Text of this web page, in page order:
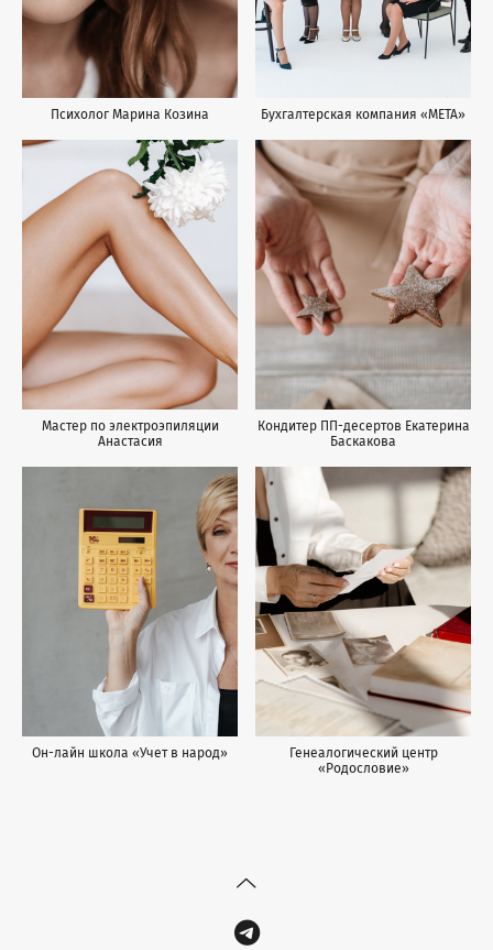
Психолог Марина Козина Бухгалтерская компания «МЕТА»
Мастер по электроэпиляции
Анастасия
Кондитер ПП-десертов Екатерина
Баскакова
Он-лайн школа «Учет в народ»
Генеалогический центр
«Родословие»